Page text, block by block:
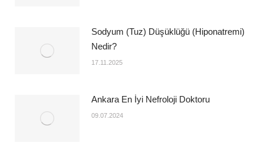
Sodyum (Tuz) Düşüklüğü (Hiponatremi)
Nedir?
17.11.2025
Ankara En İyi Nefroloji Doktoru
09.07.2024